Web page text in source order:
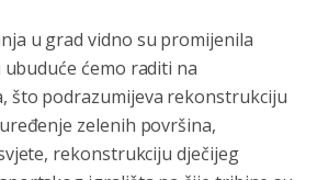
u grad vidno su promijenila
ćemo raditi na
što podrazumijeva rekonstrukciju
zelenih površina,
rekonstrukciju dječijeg
8/6/2026 7:01
у моди, Амери се селе у Иран.
8/6/2026 7:05